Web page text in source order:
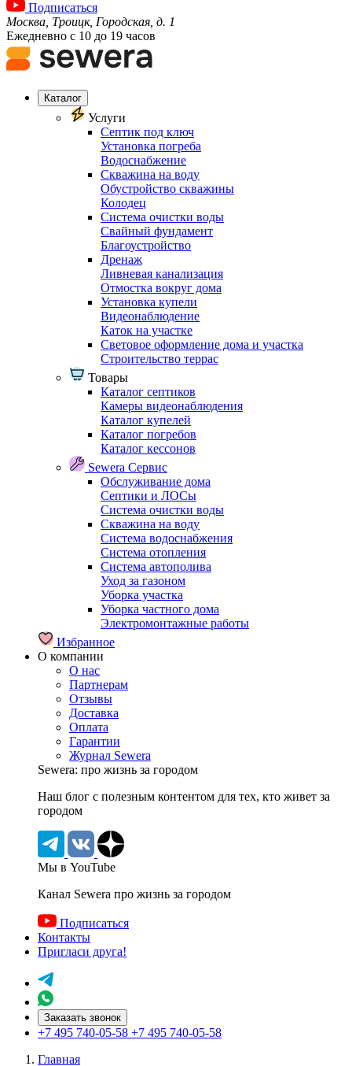
Подписаться
Москва, Троицк, Городская, д. 1
Ежедневно с 10 до 19 часов
Каталог
Услуги
Септик под ключ
Установка погреба
Водоснабжение
Скважина на воду
Обустройство скважины
Колодец
Система очистки воды
Свайный фундамент
Благоустройство
Дренаж
Ливневая канализация
Отмостка вокруг дома
Установка купели
Видеонаблюдение
Каток на участке
Световое оформление дома и участка
Строительство террас
Товары
Каталог септиков
Камеры видеонаблюдения
Каталог купелей
Каталог погребов
Каталог кессонов
Sewera Сервис
Обслуживание дома
Септики и ЛОСы
Система очистки воды
Скважина на воду
Система водоснабжения
Система отопления
Система автополива
Уход за газоном
Уборка участка
Уборка частного дома
Электромонтажные работы
Избранное
О компании
О нас
Партнерам
Отзывы
Доставка
Оплата
Гарантии
Журнал Sewera
Sewera: про жизнь за городом
Наш блог c полезным контентом для тех, кто живет за
городом
Мы в YouTube
Канал Sewera про жизнь за городом
Подписаться
Контакты
Пригласи друга!
Заказать звонок
+7 495 740-05-58 +7 495 740-05-58
Главная